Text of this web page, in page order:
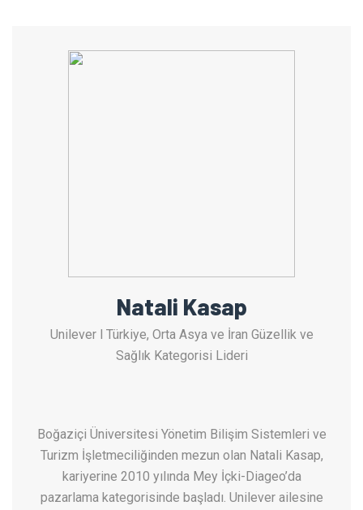
Natali Kasap
Unilever l Türkiye, Orta Asya ve İran Güzellik ve
Sağlık Kategorisi Lideri
Boğaziçi Üniversitesi Yönetim Bilişim Sistemleri ve
Turizm İşletmeciliğinden mezun olan Natali Kasap,
kariyerine 2010 yılında Mey İçki-Diageo’da
pazarlama kategorisinde başladı. Unilever ailesine